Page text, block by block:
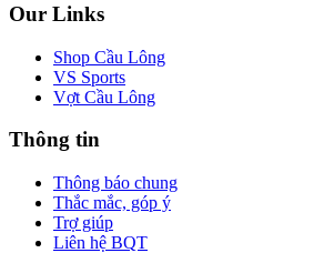
Our Links
Shop Cầu Lông
VS Sports
Vợt Cầu Lông
Thông tin
Thông báo chung
Thắc mắc, góp ý
Trợ giúp
Liên hệ BQT